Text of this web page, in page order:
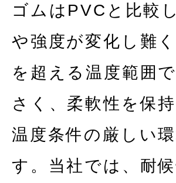
ゴムはPVCと比較
や強度が変化し難
を超える温度範囲
さく、柔軟性を保
温度条件の厳しい
す。当社では、耐